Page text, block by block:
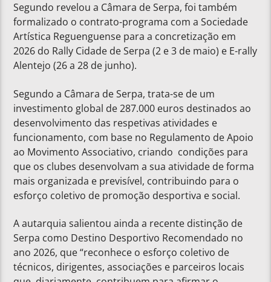
Segundo revelou a Câmara de Serpa, foi também
formalizado o contrato-programa com a Sociedade
Artística Reguenguense para a concretização em
2026 do Rally Cidade de Serpa (2 e 3 de maio) e E-rally
Alentejo (26 a 28 de junho).
Segundo a Câmara de Serpa, trata-se de um
investimento global de 287.000 euros destinados ao
desenvolvimento das respetivas atividades e
funcionamento, com base no Regulamento de Apoio
ao Movimento Associativo, criando condições para
que os clubes desenvolvam a sua atividade de forma
mais organizada e previsível, contribuindo para o
esforço coletivo de promoção desportiva e social.
A autarquia salientou ainda a recente distinção de
Serpa como Destino Desportivo Recomendado no
ano 2026, que “reconhece o esforço coletivo de
técnicos, dirigentes, associações e parceiros locais